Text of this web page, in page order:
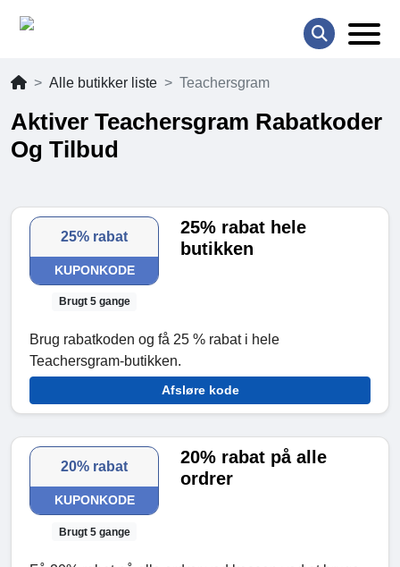
Alle butikker liste Teachersgram
Aktiver Teachersgram Rabatkoder
Og Tilbud
25% rabat
KUPONKODE
Brugt 5 gange
25% rabat hele
butikken
Brug rabatkoden og få 25 % rabat i hele
Teachersgram-butikken.
Afsløre kode
20% rabat
KUPONKODE
Brugt 5 gange
20% rabat på alle
ordrer